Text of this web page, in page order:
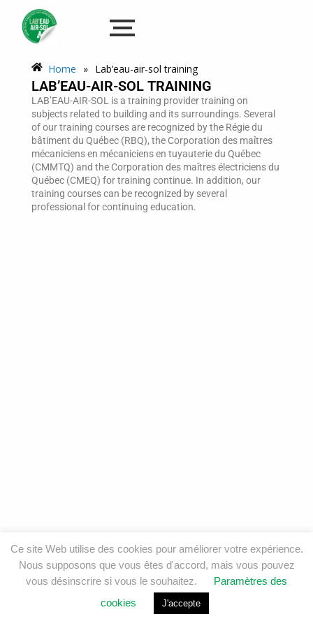
Home » Lab’eau-air-sol training
LAB’EAU-AIR-SOL TRAINING
LAB’EAU-AIR-SOL is a training providertraining on
subjects related to building and its surroundings. Several
of our training courses are recognized by the Régie du
bâtiment du Québec (RBQ), the Corporation des maîtres
mécaniciens en mécaniciens en tuyauterie du Québec
(CMMTQ) and the Corporation des maîtres électriciens du
Québec (CMEQ) for training continue. In addition, our
training courses can be recognized by several
professional for continuing education.
Ce site Web utilise des cookies pour améliorer votre expérience.
Nous supposons que vous êtes d'accord, mais vous pouvez
vous désinscrire si vous le souhaitez.
Paramètres des
cookies
J'accepte